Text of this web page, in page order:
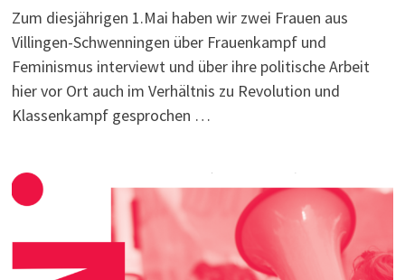
Zum diesjährigen 1.Mai haben wir zwei Frauen aus
Villingen-Schwenningen über Frauenkampf und
Feminismus interviewt und über ihre politische Arbeit
hier vor Ort auch im Verhältnis zu Revolution und
Klassenkampf gesprochen …